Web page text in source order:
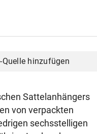
hinzufügen
Sattelanhängers
von verpackten
sechsstelligen